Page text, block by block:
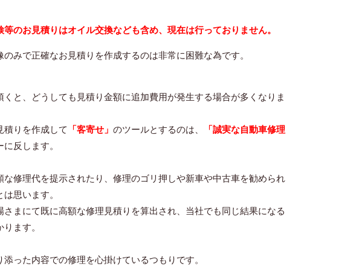
のお見積りはオイル交換なども含め、 現在は行っておりません。
みで正確なお見積りを作成するのは非常に困難な為です。
と、どうしても見積り金額に追加費用が発生する場合が多くなりま
積りを作成して
「客寄せ」 のツールとするのは、
「誠実な自動車修理
反します。
修理代を提示されたり、修理のゴリ押しや新車や中古車を勧められ
思います。
まにて既に高額な修理見積りを算出され、当社でも同じ結果になる
ます。
った内容での修理を心掛けているつもりです。